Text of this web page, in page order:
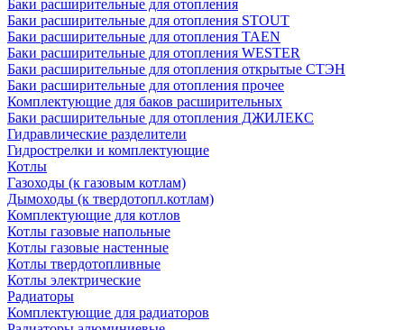
Баки расширительные для отопления
Баки расширительные для отопления STOUT
Баки расширительные для отопления TAEN
Баки расширительные для отопления WESTER
Баки расширительные для отопления открытые СТЭН
Баки расширительные для отопления прочее
Комплектующие для баков расширительных
Баки расширительные для отопления ДЖИЛЕКС
Гидравлические разделители
Гидрострелки и комплектующие
Котлы
Газоходы (к газовым котлам)
Дымоходы (к твердотопл.котлам)
Комплектующие для котлов
Котлы газовые напольные
Котлы газовые настенные
Котлы твердотопливные
Котлы электрические
Радиаторы
Комплектующие для радиаторов